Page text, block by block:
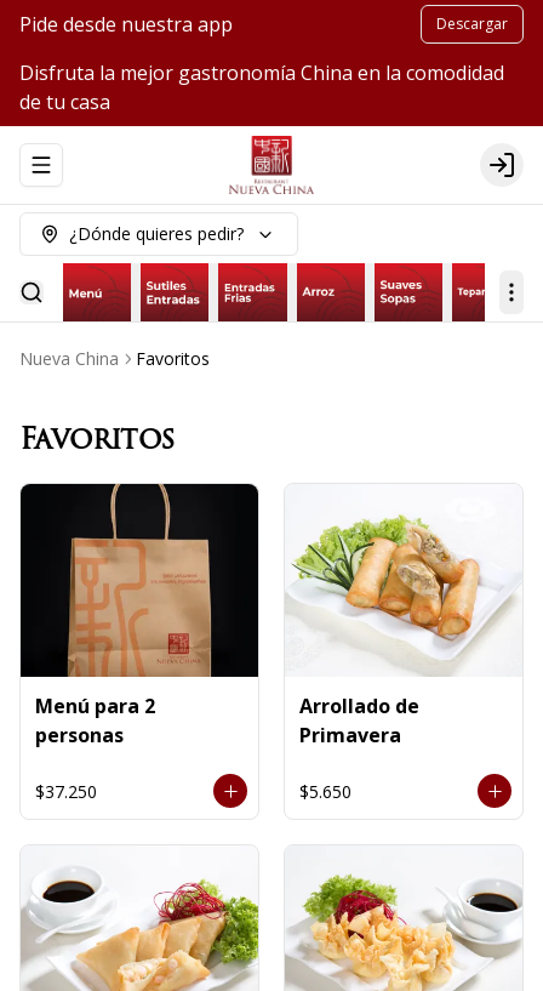
Pide desde nuestra app Descargar
Disfruta la mejor gastronomía China en la comodidad
de tu casa
Abrir menu de navegación Login
¿Dónde quieres pedir?
Nueva China Favoritos
Favoritos
Menú para 2
personas
$37.250
Arrollado de
Primavera
$5.650